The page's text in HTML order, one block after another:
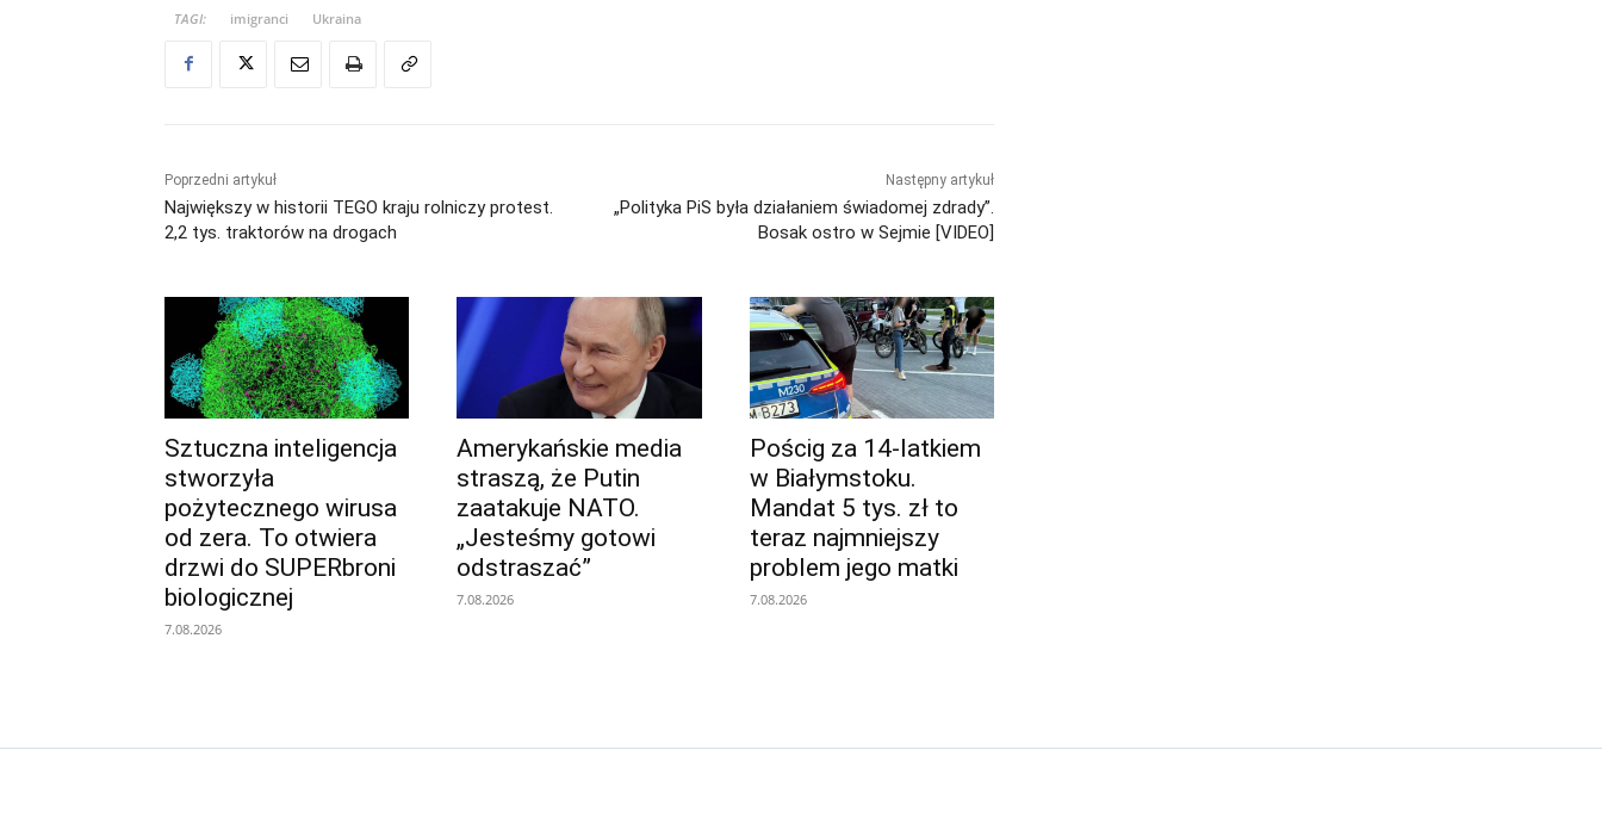
TAGI: imigranci Ukraina
Poprzedni artykuł
Największy w historii TEGO kraju rolniczy protest.
2,2 tys. traktorów na drogach
Następny artykuł
„Polityka PiS była działaniem świadomej zdrady”.
Bosak ostro w Sejmie [VIDEO]
Sztuczna inteligencja
stworzyła
pożytecznego wirusa
od zera. To otwiera
drzwi do SUPERbroni
biologicznej
7.08.2026
Amerykańskie media
straszą, że Putin
zaatakuje NATO.
„Jesteśmy gotowi
odstraszać”
7.08.2026
Pościg za 14-latkiem
w Białymstoku.
Mandat 5 tys. zł to
teraz najmniejszy
problem jego matki
7.08.2026